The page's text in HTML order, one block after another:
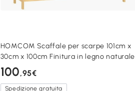
HOMCOM Scaffale per scarpe 101cm x
30cm x 100cm Finitura in legno naturale
100,95€
Spedizione gratuita